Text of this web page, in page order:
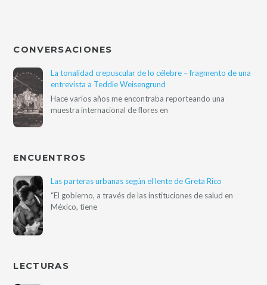
CONVERSACIONES
La tonalidad crepuscular de lo célebre – fragmento de una
entrevista a Teddie Weisengrund
Hace varios años me encontraba reporteando una
muestra internacional de flores en
ENCUENTROS
Las parteras urbanas según el lente de Greta Rico
“El gobierno, a través de las instituciones de salud en
México, tiene
LECTURAS